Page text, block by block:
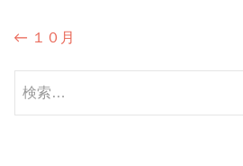
投
稿
ナ
← １０月
索: